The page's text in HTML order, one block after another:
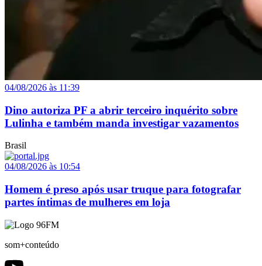
04/08/2026 às 11:39
Dino autoriza PF a abrir terceiro inquérito sobre
Lulinha e também manda investigar vazamentos
Brasil
04/08/2026 às 10:54
Homem é preso após usar truque para fotografar
partes íntimas de mulheres em loja
som+conteúdo